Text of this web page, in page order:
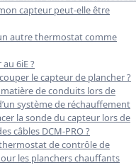
capteur peut-elle être
autre thermostat comme
6iE ?
le capteur de plancher ?
matière de conduits lors de
système de réchauffement
la sonde du capteur lors de
câbles DCM-PRO ?
de contrôle de
les planchers chauffants